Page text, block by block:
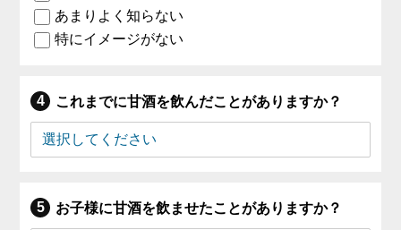
あまりよく知らない
特にイメージがない
これまでに甘酒を飲んだことがありますか？
お子様に甘酒を飲ませたことがありますか？